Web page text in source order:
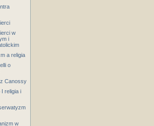
w
i
a religia
o
Canossy
religia i
w